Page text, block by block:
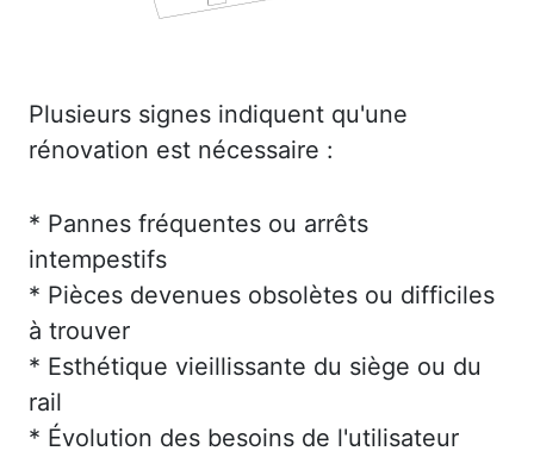
Plusieurs signes indiquent qu'une
rénovation est nécessaire :
* Pannes fréquentes ou arrêts
intempestifs
* Pièces devenues obsolètes ou difficiles
à trouver
* Esthétique vieillissante du siège ou du
rail
* Évolution des besoins de l'utilisateur